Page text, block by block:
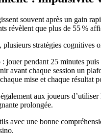
souvent après un gain
révèlent que plus de 55 %
stratégies cognitives
: jouer pendant 25 minutes
avant chaque session un
mise et chaque résultat
aux joueurs
prolongée.
avec une bonne